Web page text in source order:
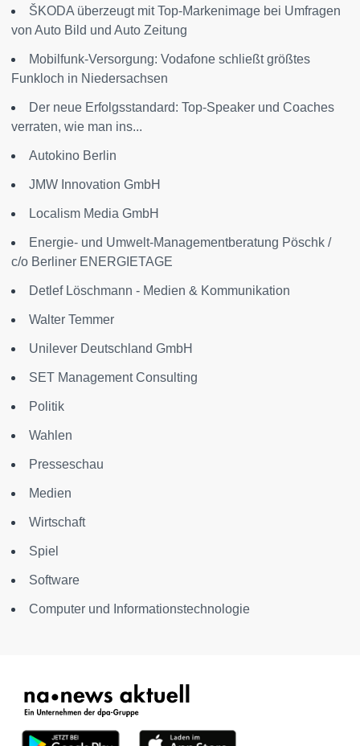
ŠKODA überzeugt mit Top-Markenimage bei Umfragen
von Auto Bild und Auto Zeitung
Mobilfunk-Versorgung: Vodafone schließt größtes
Funkloch in Niedersachsen
Der neue Erfolgsstandard: Top-Speaker und Coaches
verraten, wie man ins...
Autokino Berlin
JMW Innovation GmbH
Localism Media GmbH
Energie- und Umwelt-Managementberatung Pöschk /
c/o Berliner ENERGIETAGE
Detlef Löschmann - Medien & Kommunikation
Walter Temmer
Unilever Deutschland GmbH
SET Management Consulting
Politik
Wahlen
Presseschau
Medien
Wirtschaft
Spiel
Software
Computer und Informationstechnologie